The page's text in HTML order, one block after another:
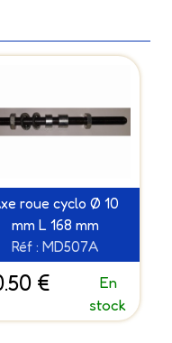
roue cyclo Ø 10
mm L 168 mm
Réf : MD507A
€
En
stock